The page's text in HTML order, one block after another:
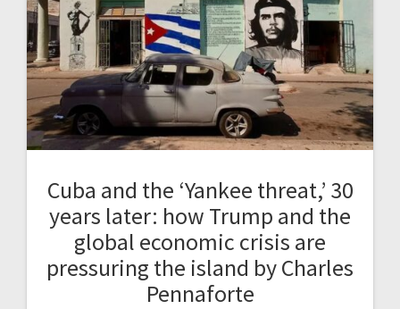
Cuba and the ‘Yankee threat,’ 30
years later: how Trump and the
global economic crisis are
pressuring the island by Charles
Pennaforte